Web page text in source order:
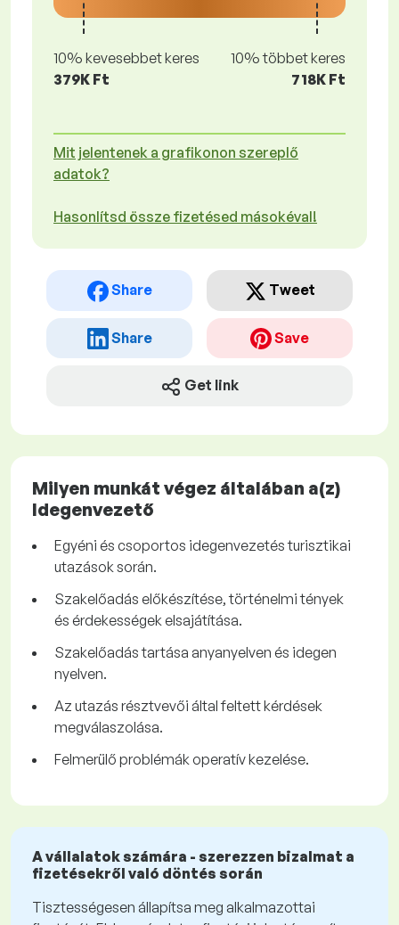
10% kevesebbet keres
379K Ft
10% többet keres
718K Ft
Mit jelentenek a grafikonon szereplő
adatok?
Hasonlítsd össze fizetésed másokéval!
Share Tweet
Share Save
Get link
Milyen munkát végez általában a(z)
Idegenvezető
Egyéni és csoportos idegenvezetés turisztikai
utazások során.
Szakelőadás előkészítése, történelmi tények
és érdekességek elsajátítása.
Szakelőadás tartása anyanyelven és idegen
nyelven.
Az utazás résztvevői által feltett kérdések
megválaszolása.
Felmerülő problémák operatív kezelése.
A vállalatok számára - szerezzen bizalmat a
fizetésekről való döntés során
Tisztességesen állapítsa meg alkalmazottai